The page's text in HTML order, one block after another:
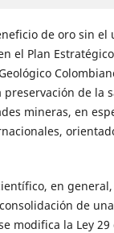
de oro sin el
el Plan
de la
mineras, en
en
de
modifica la Ley